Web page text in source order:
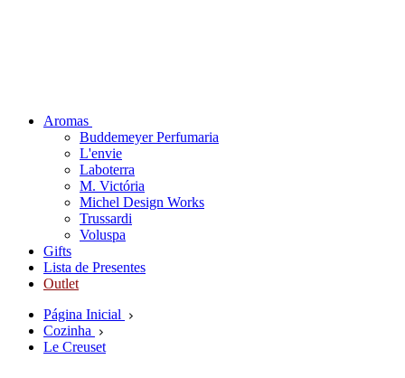
Aromas
Buddemeyer Perfumaria
L'envie
Laboterra
M. Victória
Michel Design Works
Trussardi
Voluspa
Gifts
Lista de Presentes
Outlet
Página Inicial
Cozinha
Le Creuset